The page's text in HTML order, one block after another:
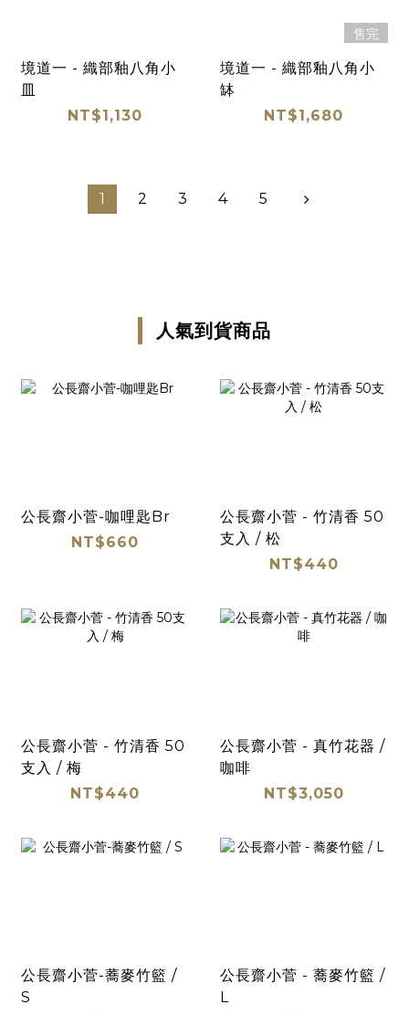
境道一 - 織部釉八角小
皿
NT$1,130
售完
境道一 - 織部釉八角小
缽
NT$1,680
1 2 3 4 5
人氣到貨商品
公長齋小菅-咖哩匙Br
NT$660
公長齋小菅 - 竹清香 50
支入 / 松
NT$440
公長齋小菅 - 竹清香 50
支入 / 梅
NT$440
公長齋小菅 - 真竹花器 /
咖啡
NT$3,050
公長齋小菅-蕎麥竹籃 /
S
公長齋小菅 - 蕎麥竹籃 /
L